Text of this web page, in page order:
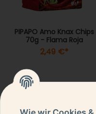
PIPAPO Amo Knax Chips
70g - Flama Roja
2,49 €*